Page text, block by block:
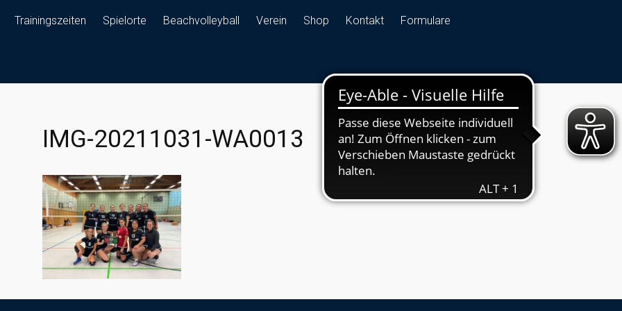
Trainingszeiten Spielorte Beachvolleyball Verein Shop Kontakt Formulare
IMG-20211031-WA0013